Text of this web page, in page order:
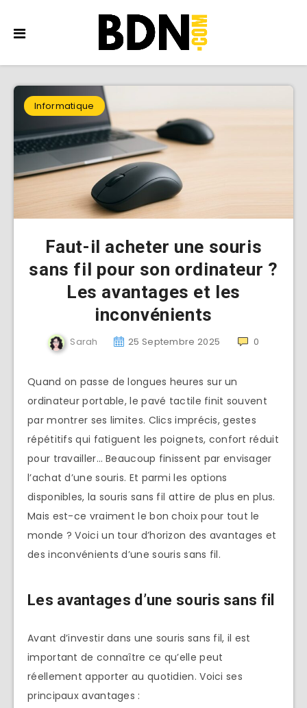
Informatique
Faut-il acheter une souris
sans fil pour son ordinateur ?
Les avantages et les
inconvénients
Sarah 25 Septembre 2025 0
Quand on passe de longues heures sur un
ordinateur portable, le pavé tactile finit souvent
par montrer ses limites. Clics imprécis, gestes
répétitifs qui fatiguent les poignets, confort réduit
pour travailler… Beaucoup finissent par envisager
l’achat d’une souris. Et parmi les options
disponibles, la souris sans fil attire de plus en plus.
Mais est-ce vraiment le bon choix pour tout le
monde ? Voici un tour d’horizon des avantages et
des inconvénients d’une souris sans fil.
Les avantages d’une souris sans fil
Avant d’investir dans une souris sans fil, il est
important de connaître ce qu’elle peut
réellement apporter au quotidien. Voici ses
principaux avantages :